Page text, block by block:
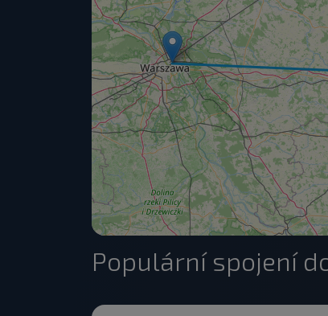
Populární spojení